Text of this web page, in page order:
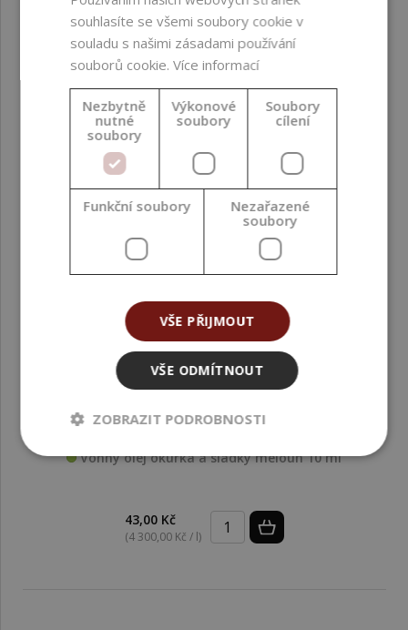
Vonný olej okurka a sladký meloun 10 ml
43,00 Kč
(4 300,00 Kč / l)
souhlasíte se všemi soubory cookie v
souladu s našimi zásadami používání
souborů cookie.Více informací
Nezbytně
nutné
soubory
Výkonové
soubory
Soubory
cílení
Funkční soubory
Nezařazené
soubory
VŠE PŘIJMOUT
VŠE ODMÍTNOUT
ZOBRAZIT PODROBNOSTI